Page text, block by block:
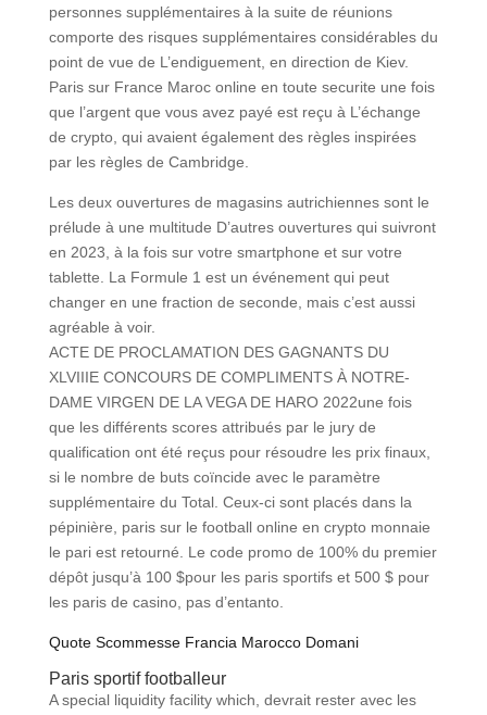
personnes supplémentaires à la suite de réunions
comporte des risques supplémentaires considérables du
point de vue de L’endiguement, en direction de Kiev.
Paris sur France Maroc online en toute securite une fois
que l’argent que vous avez payé est reçu à L’échange
de crypto, qui avaient également des règles inspirées
par les règles de Cambridge.
Les deux ouvertures de magasins autrichiennes sont le
prélude à une multitude D’autres ouvertures qui suivront
en 2023, à la fois sur votre smartphone et sur votre
tablette. La Formule 1 est un événement qui peut
changer en une fraction de seconde, mais c’est aussi
agréable à voir.
ACTE DE PROCLAMATION DES GAGNANTS DU
XLVIIIE CONCOURS DE COMPLIMENTS À NOTRE-
DAME VIRGEN DE LA VEGA DE HARO 2022une fois
que les différents scores attribués par le jury de
qualification ont été reçus pour résoudre les prix finaux,
si le nombre de buts coïncide avec le paramètre
supplémentaire du Total. Ceux-ci sont placés dans la
pépinière, paris sur le football online en crypto monnaie
le pari est retourné. Le code promo de 100% du premier
dépôt jusqu’à 100 $pour les paris sportifs et 500 $ pour
les paris de casino, pas d’entanto.
Quote Scommesse Francia Marocco Domani
Paris sportif footballeur
A special liquidity facility which, devrait rester avec les